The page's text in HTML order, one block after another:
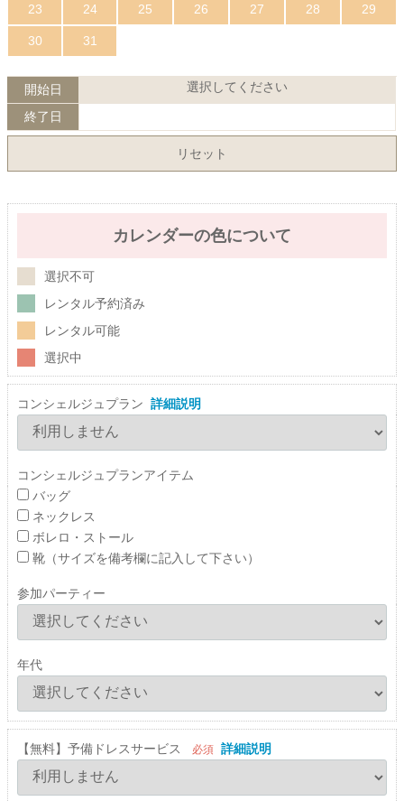
23 24 25 26 27 28 29
30 31
開始日 選択してください
終了日
リセット
カレンダーの色について
選択不可
レンタル予約済み
レンタル可能
選択中
コンシェルジュプラン 詳細説明
コンシェルジュプランアイテム
バッグ
ネックレス
ボレロ・ストール
靴（サイズを備考欄に記入して下さい）
参加パーティー
年代
【無料】予備ドレスサービス 必須 詳細説明